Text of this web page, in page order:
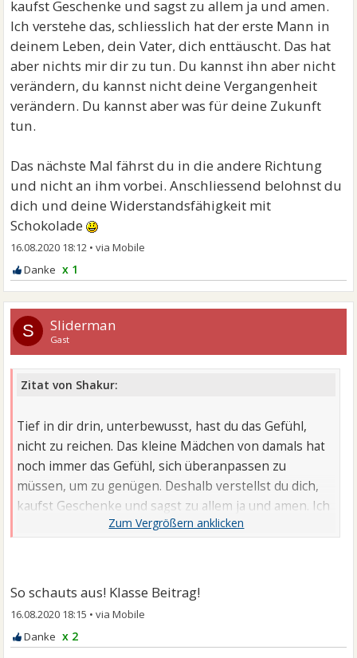
kaufst Geschenke und sagst zu allem ja und amen.
Ich verstehe das, schliesslich hat der erste Mann in
deinem Leben, dein Vater, dich enttäuscht. Das hat
aber nichts mir dir zu tun. Du kannst ihn aber nicht
verändern, du kannst nicht deine Vergangenheit
verändern. Du kannst aber was für deine Zukunft
tun.
Das nächste Mal fährst du in die andere Richtung
und nicht an ihm vorbei. Anschliessend belohnst du
dich und deine Widerstandsfähigkeit mit
Schokolade
16.08.2020 18:12 •
x 1
S Sliderman
Gast
Zitat von Shakur:
Tief in dir drin, unterbewusst, hast du das Gefühl,
nicht zu reichen. Das kleine Mädchen von damals hat
noch immer das Gefühl, sich überanpassen zu
müssen, um zu genügen. Deshalb verstellst du dich,
kaufst Geschenke und sagst zu allem ja und amen. Ich
verstehe das, schliesslich hat der erste Mann in
verändern, du kannst nicht deine Vergangenheit
verändern. Du kannst aber was für deine Zukunft tun.
Das nächste Mal fährst du in die andere Richtung und
So schauts aus! Klasse Beitrag!
16.08.2020 18:15 •
x 2